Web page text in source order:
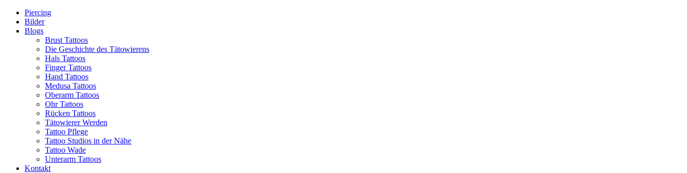
Piercing
Bilder
Blogs
Brust Tattoos
Die Geschichte des Tätowierens
Hals Tattoos
Finger Tattoos
Hand Tattoos
Medusa Tattoos
Oberarm Tattoos
Ohr Tattoos
Rücken Tattoos
Tätowierer Werden
Tattoo Pflege
Tattoo Studios in der Nähe
Tattoo Wade
Unterarm Tattoos
Kontakt